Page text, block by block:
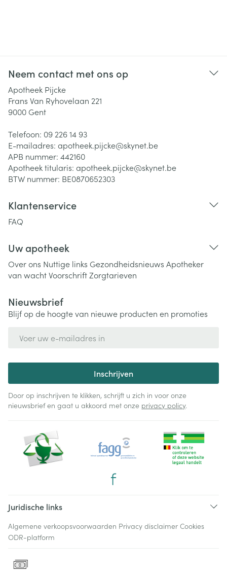
Neem contact met ons op
Apotheek Pijcke
Frans Van Ryhovelaan 221
9000 Gent
Telefoon: 09 226 14 93
E-mailadres: apotheek.pijcke@skynet.be
APB nummer: 442160
Apotheek titularis: apotheek.pijcke@skynet.be
BTW nummer: BE0870652303
Klantenservice
FAQ
Uw apotheek
Over ons Nuttige links Gezondheidsnieuws Apotheker
van wachtVoorschriftZorgtarieven
Nieuwsbrief
Blijf op de hoogte van nieuwe producten en promoties
Inschrijven
Door op inschrijven te klikken, schrijft u zich in voor onze
nieuwsbrief en gaat u akkoord met onze privacy policy.
Juridische links
Algemene verkoopsvoorwaarden Privacy disclaimer Cookies
ODR-platform